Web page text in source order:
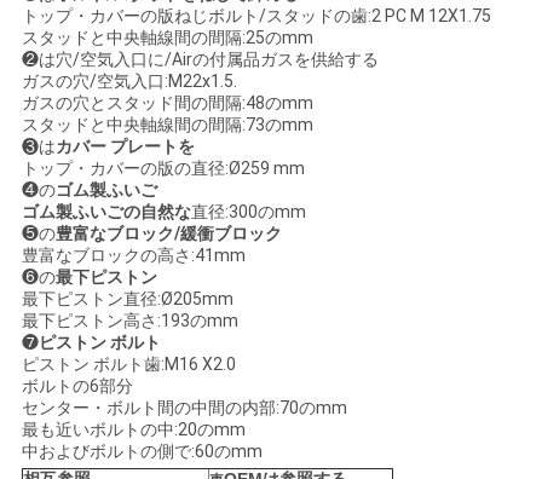
い
引
用
を
要
求
し
な
さ
トップ・カバーの版ねじボルト/スタッドの歯:2 PC M 12X1.75
スタッドと中央軸線間の間隔:25のmm
❷は穴/空気入口に/Airの付属品ガスを供給する
ガスの穴/空気入口:M22x1.5.
ガスの穴とスタッド間の間隔:48のmm
スタッドと中央軸線間の間隔:73のmm
❸はカバー プレートを
トップ・カバーの版の直径:Ø259 mm
❹のゴム製ふいご
ゴム製ふいごの自然な直径:300のmm
❺の豊富なブロック/緩衝ブロック
豊富なブロックの高さ:41mm
❻の最下ピストン
最下ピストン直径:Ø205mm
最下ピストン高さ:193のmm
❼ピストン ボルト
ピストン ボルト歯:M16 X2.0
ボルトの6部分
センター・ボルト間の中間の内部:70のmm
最も近いボルトの中:20のmm
中およびボルトの側で:60のmm